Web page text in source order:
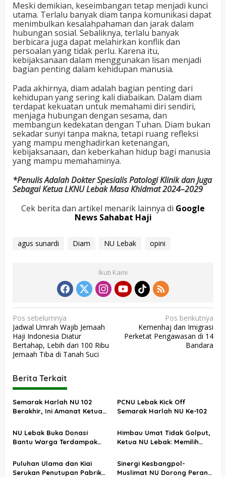
Meski demikian, keseimbangan tetap menjadi kunci
utama. Terlalu banyak diam tanpa komunikasi dapat
menimbulkan kesalahpahaman dan jarak dalam
hubungan sosial. Sebaliknya, terlalu banyak
berbicara juga dapat melahirkan konflik dan
persoalan yang tidak perlu. Karena itu,
kebijaksanaan dalam menggunakan lisan menjadi
bagian penting dalam kehidupan manusia.
Pada akhirnya, diam adalah bagian penting dari
kehidupan yang sering kali diabaikan. Dalam diam
terdapat kekuatan untuk memahami diri sendiri,
menjaga hubungan dengan sesama, dan
membangun kedekatan dengan Tuhan. Diam bukan
sekadar sunyi tanpa makna, tetapi ruang refleksi
yang mampu menghadirkan ketenangan,
kebijaksanaan, dan keberkahan hidup bagi manusia
yang mampu memahaminya.
*Penulis Adalah Dokter Spesialis Patologi Klinik dan Juga
Sebagai Ketua LKNU Lebak Masa Khidmat 2024–2029
Cek berita dan artikel menarik lainnya di Google
News Sahabat Haji
agus sunardi Diam NU Lebak opini
Ikuti Kami
N
a
v
i
g
a
s
i
p
o
s
Pos sebelumnya
Jadwal Umrah Wajib Jemaah
Haji Indonesia Diatur
Bertahap, Lebih dari 100 Ribu
Jemaah Tiba di Tanah Suci
Pos berikutnya
Kemenhaj dan Imigrasi
Perketat Pengawasan di 14
Bandara
Berita Terkait
Semarak Harlah NU 102
Berakhir, Ini Amanat Ketua
PCNU Lebak Kick Off
Semarak Harlah NU Ke-102
NU Lebak Buka Donasi
Bantu Warga Terdampak
Himbau Umat Tidak Golput,
Ketua NU Lebak: Memilih
Puluhan Ulama dan Kiai
Serukan Penutupan Pabrik
Sinergi Kesbangpol-
Muslimat NU Dorong Peran